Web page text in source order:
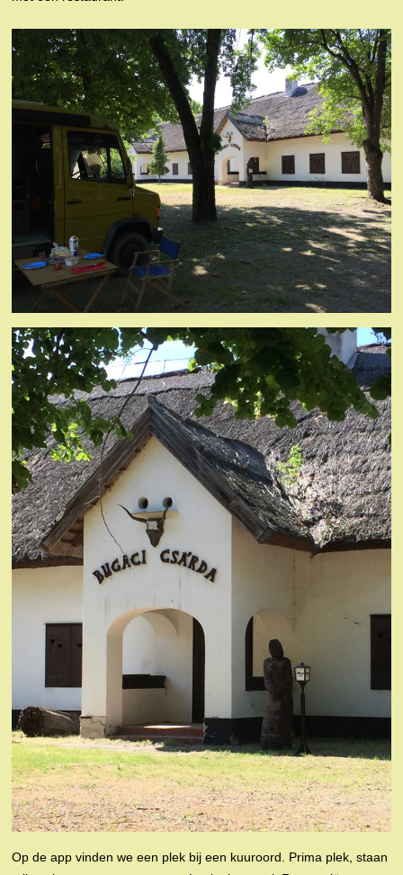
Op de app vinden we een plek bij een kuuroord. Prima plek, staan